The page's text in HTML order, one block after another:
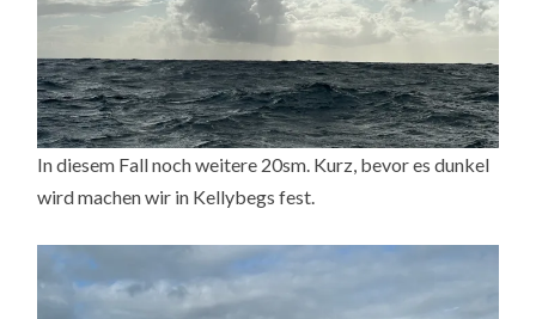
In diesem Fall noch weitere 20sm. Kurz, bevor es dunkel
wird machen wir in Kellybegs fest.